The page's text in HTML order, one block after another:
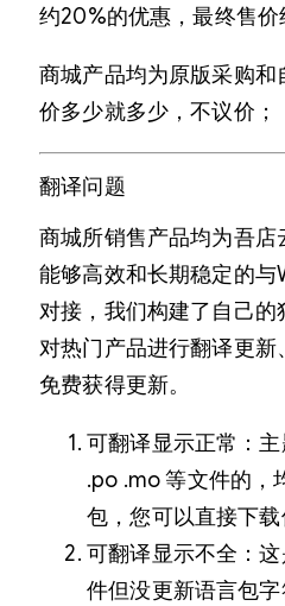
约20%的优惠，最终售价
商城产品均为原版采购
价多少就多少，不议价；
翻译问题
商城所销售产品均为吾店
能够高效和长期稳定的
对接，我们构建了自己
对热门产品进行翻译更
免费获得更新。
可翻译显示正常：
.po .mo 等文件的，
包，您可以直接下载
可翻译显示不全：
件但没更新语言包